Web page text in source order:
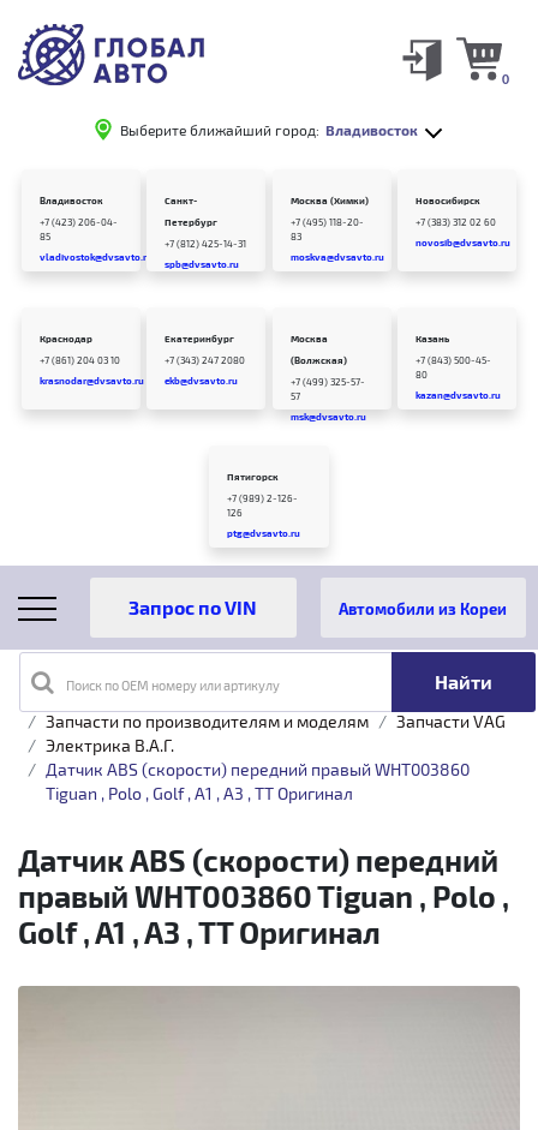
Выберите ближайший город: Владивосток
0
Владивосток
+7 (423) 206-04-
85
vladivostok@dvsavto.ru
Санкт-
Петербург
+7 (812) 425-14-31
spb@dvsavto.ru
Москва (Химки)
+7 (495) 118-20-
83
moskva@dvsavto.ru
Новосибирск
+7 (383) 312 02 60
novosib@dvsavto.ru
Краснодар
+7 (861) 204 03 10
krasnodar@dvsavto.ru
Екатеринбург
+7 (343) 247 2080
ekb@dvsavto.ru
Москва
(Волжская)
+7 (499) 325-57-
57
msk@dvsavto.ru
Казань
+7 (843) 500-45-
80
kazan@dvsavto.ru
Пятигорск
+7 (989) 2-126-
126
ptg@dvsavto.ru
Поиск по OEM номеру или артикулу
Автомобили из Кореи
Главная
Каталог товаров
Запчасти по производителям и моделям
Запчасти VAG
Электрика B.A.Г.
Датчик ABS (скорости) передний правый WHT003860
Tiguan , Polo , Golf , A1 , A3 , TT Оригинал
Датчик ABS (скорости) передний
правый WHT003860 Tiguan , Polo ,
Golf , A1 , A3 , TT Оригинал